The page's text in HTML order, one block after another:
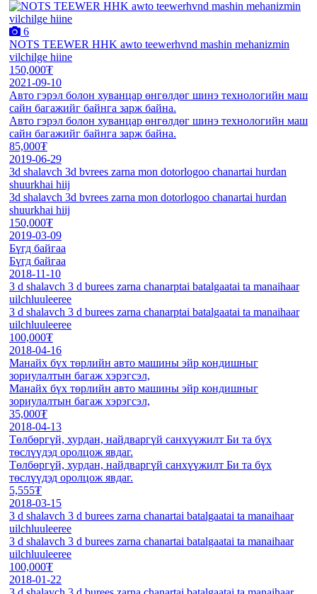
6
NOTS TEEWER HHK awto teewerhvnd mashin mehanizmin
vilchilge hiine
150,000₮
2021-09-10
Авто гэрэл болон хуванцар өнгөлдөг шинэ технологийн маш
сайн багажийг байнга зарж байна.
Авто гэрэл болон хуванцар өнгөлдөг шинэ технологийн маш
сайн багажийг байнга зарж байна.
85,000₮
2019-06-29
3d shalavch 3d bvrees zarna mon dotorlogoo chanartai hurdan
shuurkhai hiij
3d shalavch 3d bvrees zarna mon dotorlogoo chanartai hurdan
shuurkhai hiij
150,000₮
2019-03-09
Бүгд байгаа
Бүгд байгаа
2018-11-10
3 d shalavch 3 d burees zarna chanarptai batalgaatai ta manaihaar
uilchluuleeree
3 d shalavch 3 d burees zarna chanarptai batalgaatai ta manaihaar
uilchluuleeree
100,000₮
2018-04-16
Манайх бүх төрлийн авто машины эйр кондишныг
зориулалтын багаж хэрэгсэл,
Манайх бүх төрлийн авто машины эйр кондишныг
зориулалтын багаж хэрэгсэл,
35,000₮
2018-04-13
Төлбөргүй, хурдан, найдваргүй санхүүжилт Би та бүх
төслүүдэд оролцож явдаг.
Төлбөргүй, хурдан, найдваргүй санхүүжилт Би та бүх
төслүүдэд оролцож явдаг.
5,555₮
2018-03-15
3 d shalavch 3 d burees zarna chanartai batalgaatai ta manaihaar
uilchluuleeree
3 d shalavch 3 d burees zarna chanartai batalgaatai ta manaihaar
uilchluuleeree
100,000₮
2018-01-22